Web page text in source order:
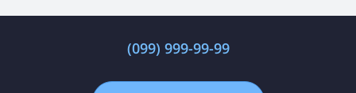
(099) 999-99-99